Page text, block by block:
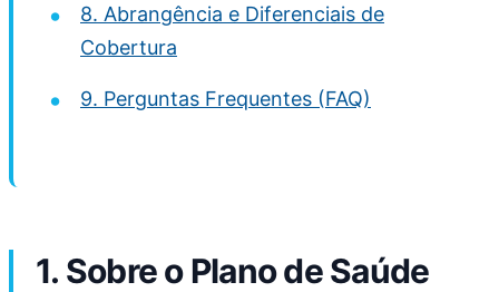
8. Abrangência e Diferenciais de
Cobertura
9. Perguntas Frequentes (FAQ)
1. Sobre o Plano de Saúde